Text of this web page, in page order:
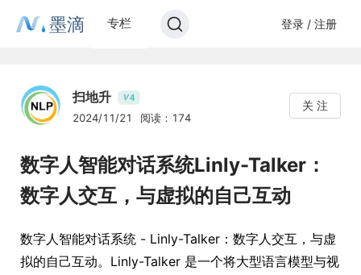
墨滴 专栏 登录 / 注册
扫地升 V4
2024/11/21 阅读：174
关 注
数字人智能对话系统Linly-Talker：
数字人交互，与虚拟的自己互动
数字人智能对话系统 - Linly-Talker：数字人交互，与虚
拟的自己互动。Linly-Talker 是一个将大型语言模型与视